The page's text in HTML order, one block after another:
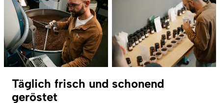
Täglich frisch und schonend
geröstet